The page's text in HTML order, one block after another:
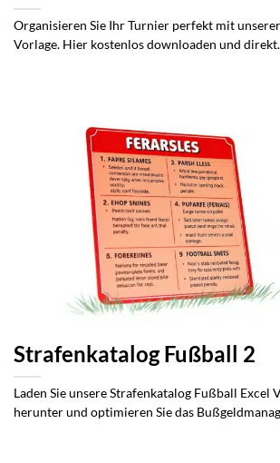
Organisieren Sie Ihr Turnier perfekt mit
Vorlage. Hier kostenlos downloaden und
Strafenkatalog Fußball 2
Laden Sie unsere Strafenkatalog Fußball Excel
herunter und optimieren Sie das